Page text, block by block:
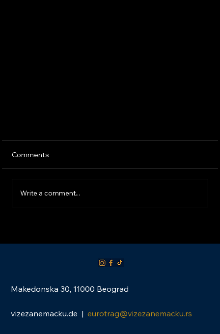
Sta je Vorabzustimmung i zasto je kljucno za
Comments
Write a comment...
Makedonska 30, 11000 Beograd
vizezanemacku.de |eurotrag@vizezanemacku.rs